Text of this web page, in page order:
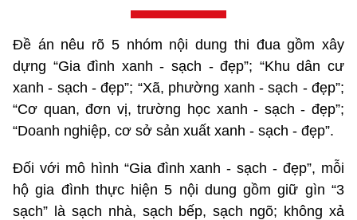
Đề án nêu rõ 5 nhóm nội dung thi đua gồm xây
dựng “Gia đình xanh - sạch - đẹp”; “Khu dân cư
xanh - sạch - đẹp”; “Xã, phường xanh - sạch - đẹp”;
“Cơ quan, đơn vị, trường học xanh - sạch - đẹp”;
“Doanh nghiệp, cơ sở sản xuất xanh - sạch - đẹp”.
Đối với mô hình “Gia đình xanh - sạch - đẹp”, mỗi
hộ gia đình thực hiện 5 nội dung gồm giữ gìn “3
sạch” là sạch nhà, sạch bếp, sạch ngõ; không xả